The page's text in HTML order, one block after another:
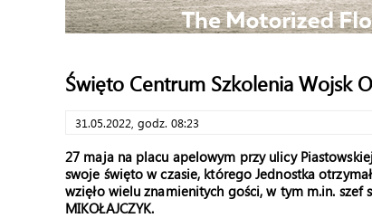
Święto Centrum Szkolenia Wojsk
31.05.2022, godz. 08:23
27 maja na placu apelowym przy ulicy
swoje święto w czasie, którego Jednostka
wzięło wielu znamienitych gości, w tym m.in.
MIKOŁAJCZYK.